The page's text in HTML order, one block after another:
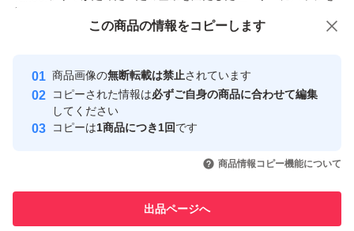
付与しています
安心取引出品者
心・安全なユーザーです
取引実績
引を完了させた実績があります
での取引実績があります
この商品の情報をコピーします
商品画像の無断転載は禁止されています
コピーされた情報は必ずご自身の商品に合わせて編集
してください
コピーは1商品につき1回です
商品情報コピー機能について
出品ページへ
この商品をみている人にオススメ